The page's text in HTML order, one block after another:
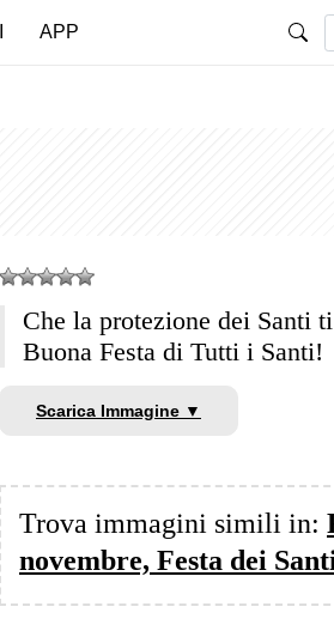
APP
Che la protezione dei Santi
Buona Festa di Tutti i Santi!
Scarica Immagine ▼
Trova immagini simili in:
novembre, Festa dei